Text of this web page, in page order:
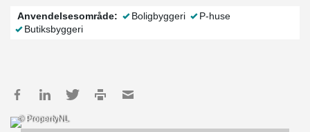
Anvendelsesområde: Boligbyggeri
P-huse
Butiksbyggeri
© PropertyNL